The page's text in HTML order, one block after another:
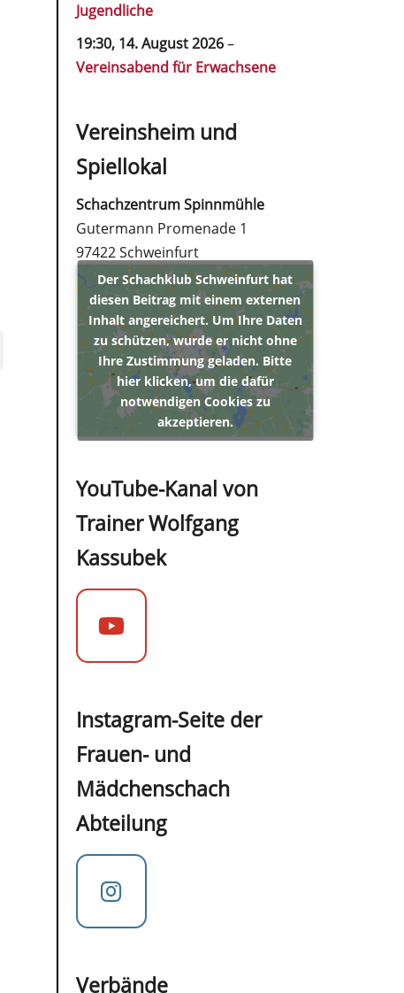
Jugendliche
19:30, 14. August 2026–
Vereinsabend für Erwachsene
Vereinsheim und
Spiellokal
Schachzentrum Spinnmühle
Gutermann Promenade 1
97422 Schweinfurt
Der Schachklub Schweinfurt hat
diesen Beitrag mit einem externen
Inhalt angereichert. Um Ihre Daten
zu schützen, wurde er nicht ohne
Ihre Zustimmung geladen. Bitte
hier klicken, um die dafür
notwendigen Cookies zu
akzeptieren.
YouTube-Kanal von
Trainer Wolfgang
Kassubek
Instagram-Seite der
Frauen- und
Mädchenschach
Abteilung
Verbände